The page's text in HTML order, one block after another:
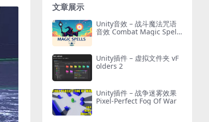
文章展示
Unity音效 – 战斗魔法咒语
音效 Combat Magic Spells
Unity插件 – 虚拟文件夹 vF
olders 2
Unity插件 – 战争迷雾效果
Pixel-Perfect Fog Of War